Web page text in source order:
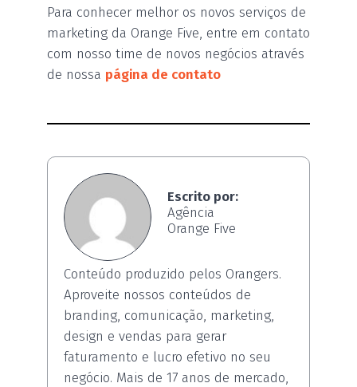
Para conhecer melhor os novos serviços de
marketing da Orange Five, entre em contato
com nosso time de novos negócios através
de nossa página de contato
Escrito por:
Agência
Orange Five
Conteúdo produzido pelos Orangers.
Aproveite nossos conteúdos de
branding, comunicação, marketing,
design e vendas para gerar
faturamento e lucro efetivo no seu
negócio. Mais de 17 anos de mercado,